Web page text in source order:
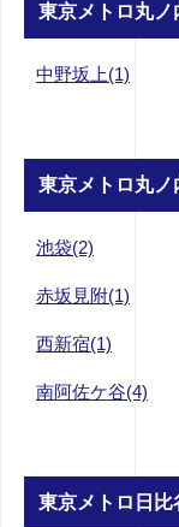
東京メトロ丸ノ
中野坂上(1)
東京メトロ丸ノ
池袋(2)
赤坂見附(1)
西新宿(1)
南阿佐ケ谷(4)
東京メトロ日比